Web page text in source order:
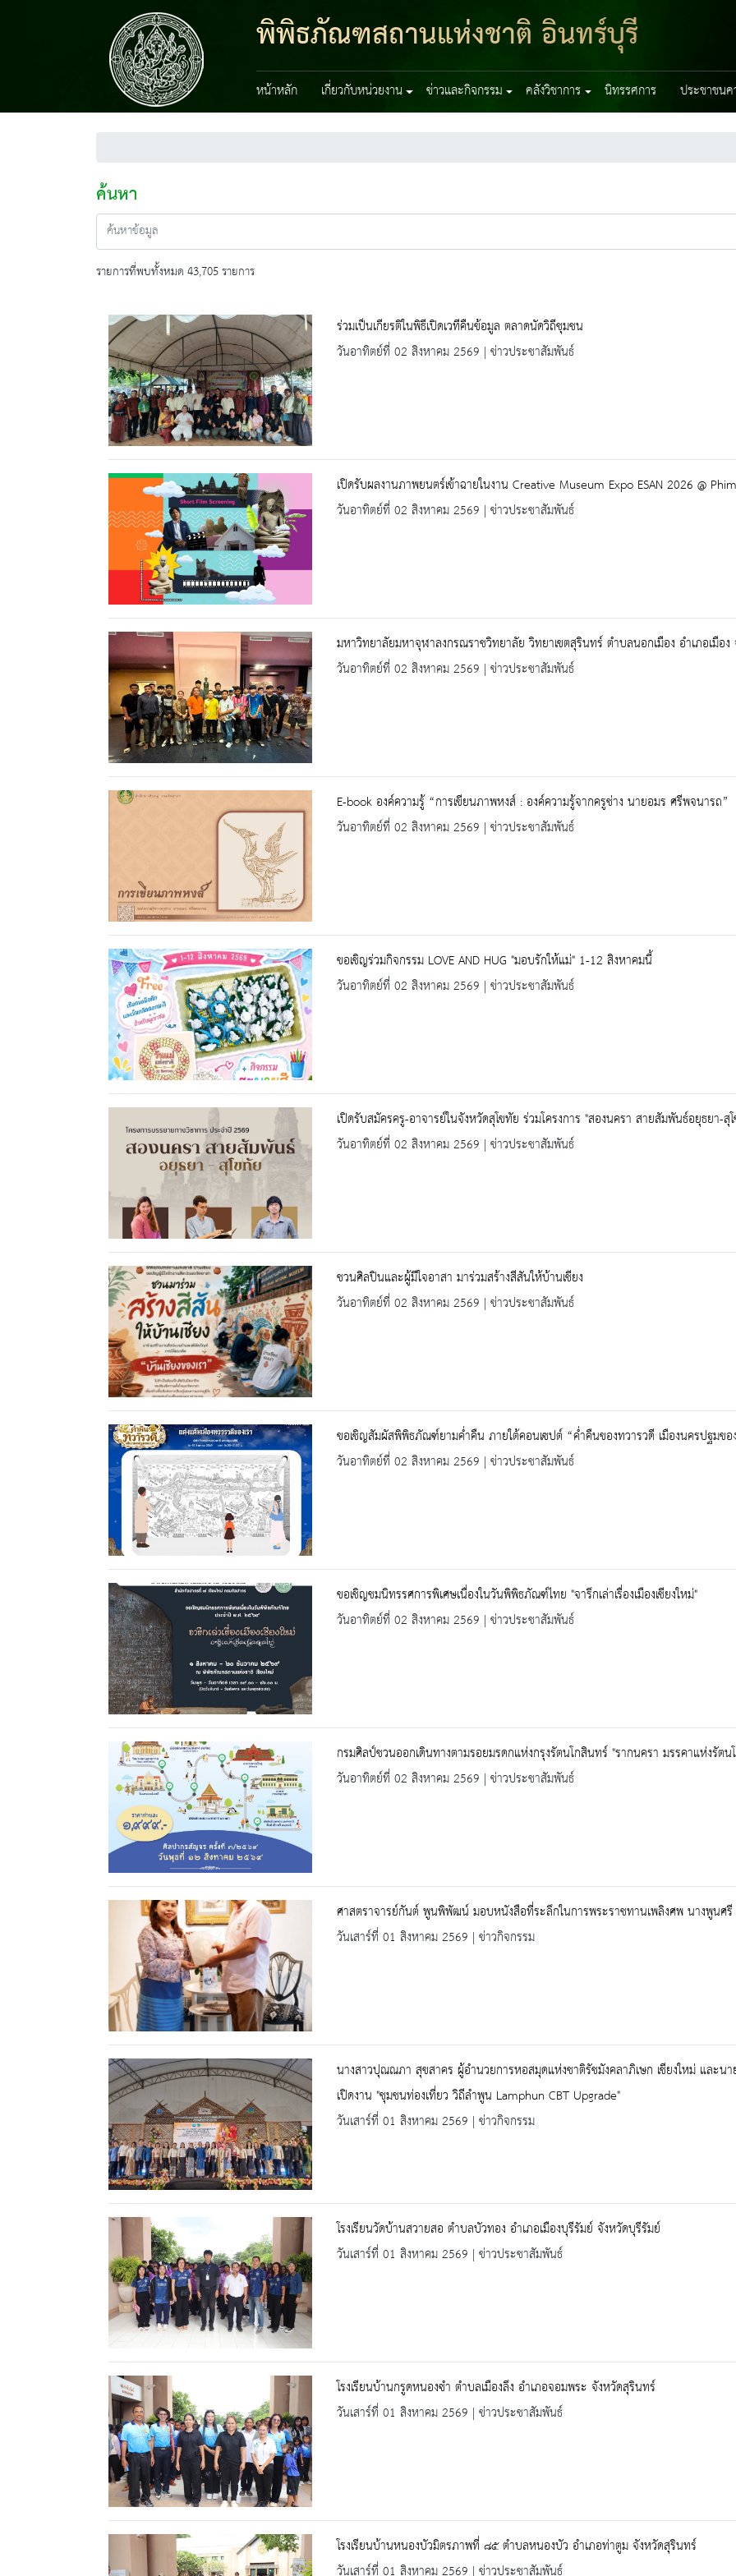
พิพิธภัณฑสถานแห่งชาติ อินทร์บุรี
หน้าหลัก เกี่ยวกับหน่วยงาน ข่าวและกิจกรรม คลังวิชาการ นิทรรศการ ประชาชน
ค้นหา
รายการที่พบทั้งหมด 43,705 รายการ
ร่วมเป็นเกียรติในพิธีเปิดเวทีคืนข้อมูล ตลาดนัดวิถีชุมชน
วันอาทิตย์ที่ 02 สิงหาคม 2569 | ข่าวประชาสัมพันธ์
เปิดรับผลงานภาพยนตร์เข้าฉายในงาน Creative Museum Expo ESAN 2026 @
วันอาทิตย์ที่ 02 สิงหาคม 2569 | ข่าวประชาสัมพันธ์
มหาวิทยาลัยมหาจุฬาลงกรณราชวิทยาลัย วิทยาเขตสุรินทร์ ตำบลนอกเมือง อำเภอเมือ
วันอาทิตย์ที่ 02 สิงหาคม 2569 | ข่าวประชาสัมพันธ์
E-book องค์ความรู้ “การเขียนภาพหงส์ : องค์ความรู้จากครูช่าง นายอมร ศรีพจนารถ”
วันอาทิตย์ที่ 02 สิงหาคม 2569 | ข่าวประชาสัมพันธ์
ขอเชิญร่วมกิจกรรม LOVE AND HUG "มอบรักให้แม่" 1-12 สิงหาคมนี้
วันอาทิตย์ที่ 02 สิงหาคม 2569 | ข่าวประชาสัมพันธ์
เปิดรับสมัครครู-อาจารย์ในจังหวัดสุโขทัย ร่วมโครงการ "สองนครา สายสัมพันธ์อยุธยา-สุ
วันอาทิตย์ที่ 02 สิงหาคม 2569 | ข่าวประชาสัมพันธ์
ชวนศิลปินและผู้มีใจอาสา มาร่วมสร้างสีสันให้บ้านเชียง
วันอาทิตย์ที่ 02 สิงหาคม 2569 | ข่าวประชาสัมพันธ์
ขอเชิญสัมผัสพิพิธภัณฑ์ยามค่ำคืน ภายใต้คอนเซปต์ “ค่ำคืนของทวารวดี เมืองนครปฐมของ
วันอาทิตย์ที่ 02 สิงหาคม 2569 | ข่าวประชาสัมพันธ์
ขอเชิญชมนิทรรศการพิเศษเนื่องในวันพิพิธภัณฑ์ไทย "จารึกเล่าเรื่องเมืองเชียงใหม่"
วันอาทิตย์ที่ 02 สิงหาคม 2569 | ข่าวประชาสัมพันธ์
กรมศิลป์ชวนออกเดินทางตามรอยมรดกแห่งกรุงรัตนโกสินทร์ "รากนครา มรรคาแห่งรัตน
วันอาทิตย์ที่ 02 สิงหาคม 2569 | ข่าวประชาสัมพันธ์
ศาสตราจารย์กันต์ พูนพิพัฒน์ มอบหนังสือที่ระลึกในการพระราชทานเพลิงศพ นางพูน
วันเสาร์ที่ 01 สิงหาคม 2569 | ข่าวกิจกรรม
นางสาวปุณณภา สุขสาคร ผู้อำนวยการหอสมุดแห่งชาติรัชมังคลาภิเษก เชียงใหม่ และ
เปิดงาน "ชุมชนท่องเที่ยว วิถีลำพูน Lamphun CBT Upgrade"
วันเสาร์ที่ 01 สิงหาคม 2569 | ข่าวกิจกรรม
โรงเรียนวัดบ้านสวายสอ ตำบลบัวทอง อำเภอเมืองบุรีรัมย์ จังหวัดบุรีรัมย์
วันเสาร์ที่ 01 สิงหาคม 2569 | ข่าวประชาสัมพันธ์
โรงเรียนบ้านกรูดหนองซำ ตำบลเมืองลึง อำเภอจอมพระ จังหวัดสุรินทร์
วันเสาร์ที่ 01 สิงหาคม 2569 | ข่าวประชาสัมพันธ์
โรงเรียนบ้านหนองบัวมิตรภาพที่ ๘๕ ตำบลหนองบัว อำเภอท่าตูม จังหวัดสุรินทร์